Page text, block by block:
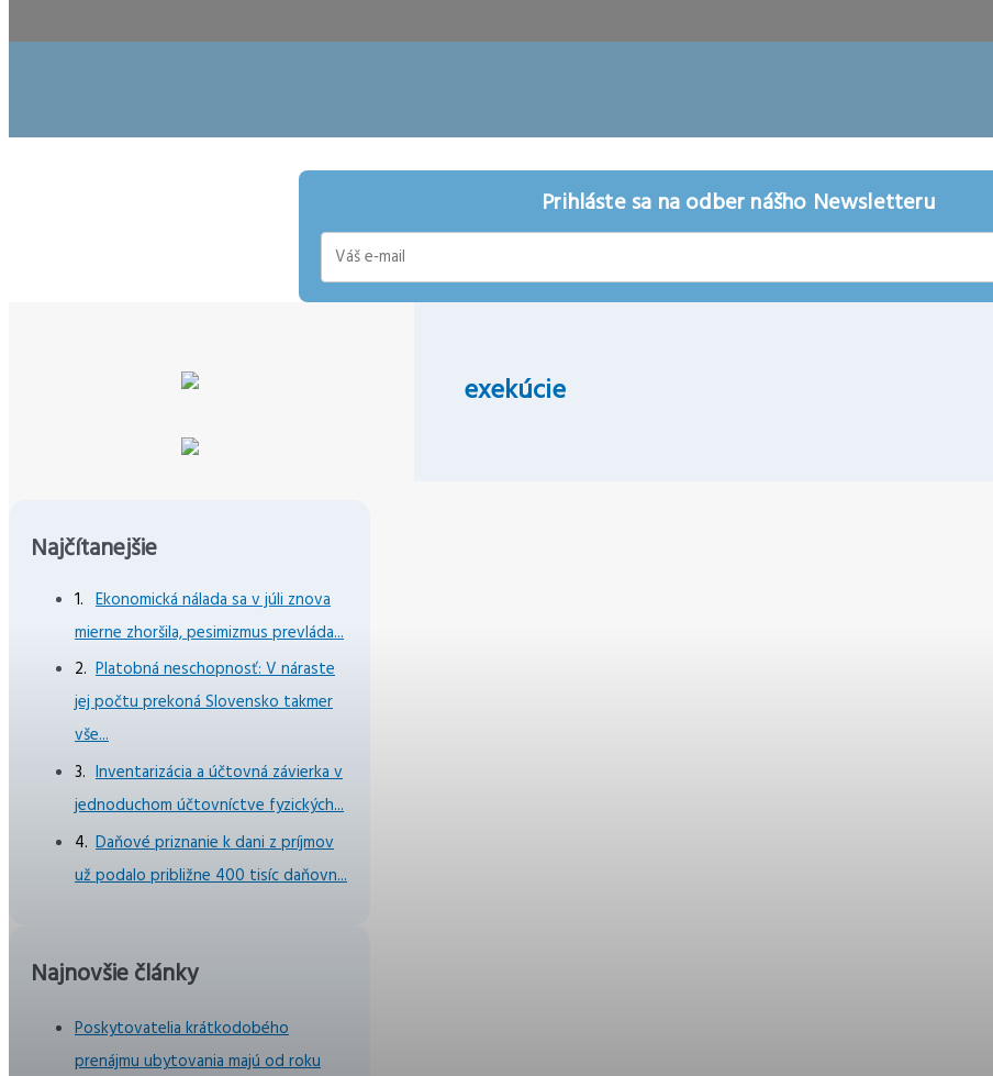
Prihláste sa na odber nášho Newsletteru
Najčítanejšie
Ekonomická nálada sa v júli znova
mierne zhoršila, pesimizmus prevláda...
Platobná neschopnosť: V náraste
jej počtu prekoná Slovensko takmer
vše...
Inventarizácia a účtovná závierka v
jednoduchom účtovníctve fyzických...
Daňové priznanie k dani z príjmov
už podalo približne 400 tisíc daňovn...
Najnovšie články
Poskytovatelia krátkodobého
prenájmu ubytovania majú od roku
exekúcie